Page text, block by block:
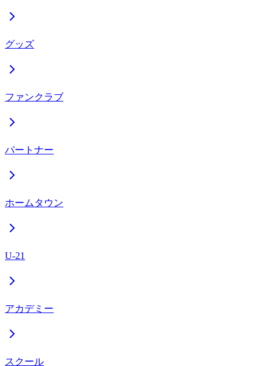
グッズ
ファンクラブ
パートナー
ホームタウン
U-21
アカデミー
スクール